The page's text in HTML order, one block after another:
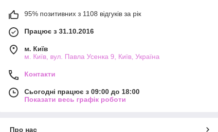
95% позитивних з 1108 відгуків за рік
Працює з 31.10.2016
м. Київ
м. Київ, вул. Павла Усенка 9, Київ, Україна
Контакти
Сьогодні працює з 09:00 до 18:00
Показати весь графік роботи
Про нас